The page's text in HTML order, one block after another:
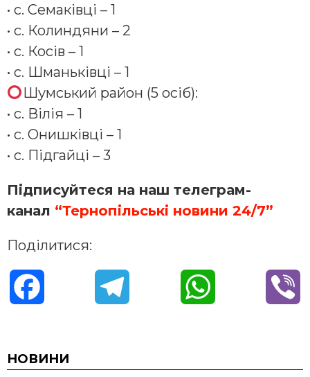
• с. Семаківці – 1
• с. Колиндяни – 2
• с. Косів – 1
• с. Шманьківці – 1
Шумський район (5 осіб):
• с. Вілія – 1
• с. Онишківці – 1
• с. Підгайці – 3
Підписуйтеся на наш телеграм-
канал “Тернопільські новини 24/7”
Поділитися:
c
НОВИНИ